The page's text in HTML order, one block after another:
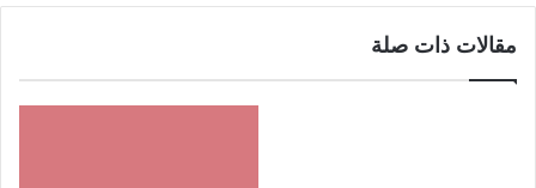
مقالات ذات صلة